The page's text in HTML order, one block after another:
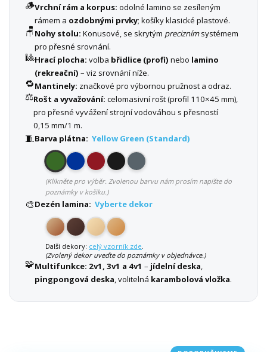
🪵Vrchní rám a korpus: odolné lamino se zesíleným
rámem a ozdobnými prvky; košíky klasické plastové.
🪑 Nohy stolu: Konusové, se skrytým preciznímsystémem
pro přesné srovnání.
🎱Hrací plocha: volba břidlice (profi) nebo lamino
(rekreační) – viz srovnání níže.
🔁Mantinely: značkové pro výbornou pružnost a odraz.
⚖️Rošt a vyvažování: celomasivní rošt (profil 110×45 mm),
pro přesné vyvážení strojní vodováhou s přesností
0,15 mm/1 m.
🧵Barva plátna: Yellow Green (Standard)
(Klikněte pro výběr. Zvolenou barvu nám prosím napište do
poznámky v košíku.)
🎨Dezén lamina: Vyberte dekor
Další dekory: celý vzorník zde.
(Zvolený dekor uveďte do poznámky v objednávce.)
🧩Multifunkce: 2v1, 3v1 a 4v1 – jídelní deska,
pingpongová deska, volitelná karambolová vložka.